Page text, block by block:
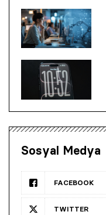
Sosyal Medya
FACEBOOK
TWITTER